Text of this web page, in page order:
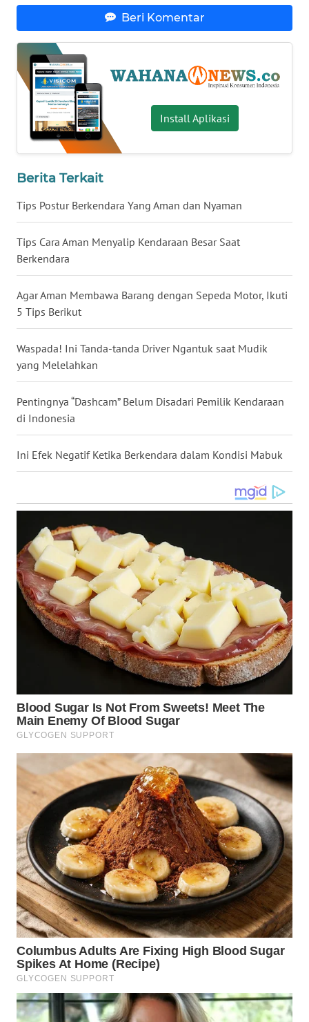
Beri Komentar
Install Aplikasi
Berita Terkait
Tips Postur Berkendara Yang Aman dan Nyaman
Tips Cara Aman Menyalip Kendaraan Besar Saat
Berkendara
Agar Aman Membawa Barang dengan Sepeda Motor, Ikuti
5 Tips Berikut
Waspada! Ini Tanda-tanda Driver Ngantuk saat Mudik
yang Melelahkan
Pentingnya “Dashcam” Belum Disadari Pemilik Kendaraan
di Indonesia
Ini Efek Negatif Ketika Berkendara dalam Kondisi Mabuk
BABEL
WN
SUMBAR
WN
SUMSEL
WN
WN
LAMPUNG
WN
JATENG
WN
WN
KALBAR
WN
KALTENG
WN
WN
KALTIM
WN
SULSEL
WN
GORONTALO
WN
SULUT
WN
MALUKU
WN
MALUT